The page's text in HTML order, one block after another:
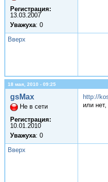
Регистрация:
13.03.2007
Уважуха: 0
Вверх
18 мая, 2010 - 09:25
gsMax
Не в сети
Регистрация:
10.01.2010
Уважуха: 0
http://
или
Вверх